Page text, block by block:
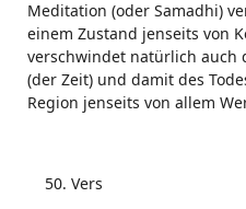
Meditation (oder Samadhi)
einem Zustand jenseits von
verschwindet natürlich auch
(der Zeit) und damit des
Region jenseits von allem
Vers